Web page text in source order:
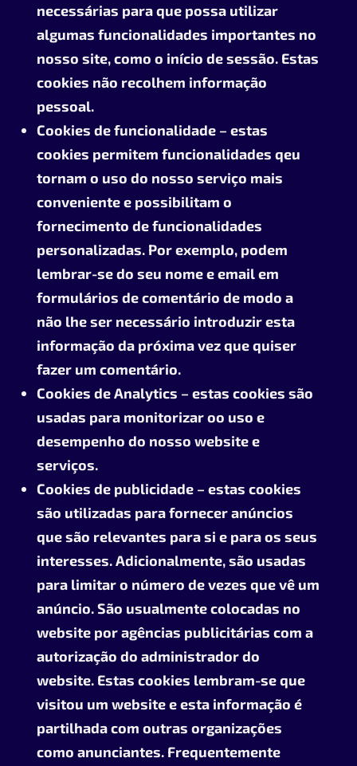
necessárias para que possa utilizar
algumas funcionalidades importantes no
nosso site, como o início de sessão. Estas
cookies não recolhem informação
pessoal.
Cookies de funcionalidade – estas
cookies permitem funcionalidades qeu
tornam o uso do nosso serviço mais
conveniente e possibilitam o
fornecimento de funcionalidades
personalizadas. Por exemplo, podem
lembrar-se do seu nome e email em
formulários de comentário de modo a
não lhe ser necessário introduzir esta
informação da próxima vez que quiser
fazer um comentário.
Cookies de Analytics – estas cookies são
usadas para monitorizar oo uso e
desempenho do nosso website e
serviços.
Cookies de publicidade – estas cookies
são utilizadas para fornecer anúncios
que são relevantes para si e para os seus
interesses. Adicionalmente, são usadas
para limitar o número de vezes que vê um
anúncio. São usualmente colocadas no
website por agências publicitárias com a
autorização do administrador do
website. Estas cookies lembram-se que
visitou um website e esta informação é
partilhada com outras organizações
como anunciantes. Frequentemente